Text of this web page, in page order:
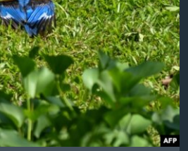
ژیان لە فەرهەنگدا
Learning English
FOLLOW US
زمانه‌کان